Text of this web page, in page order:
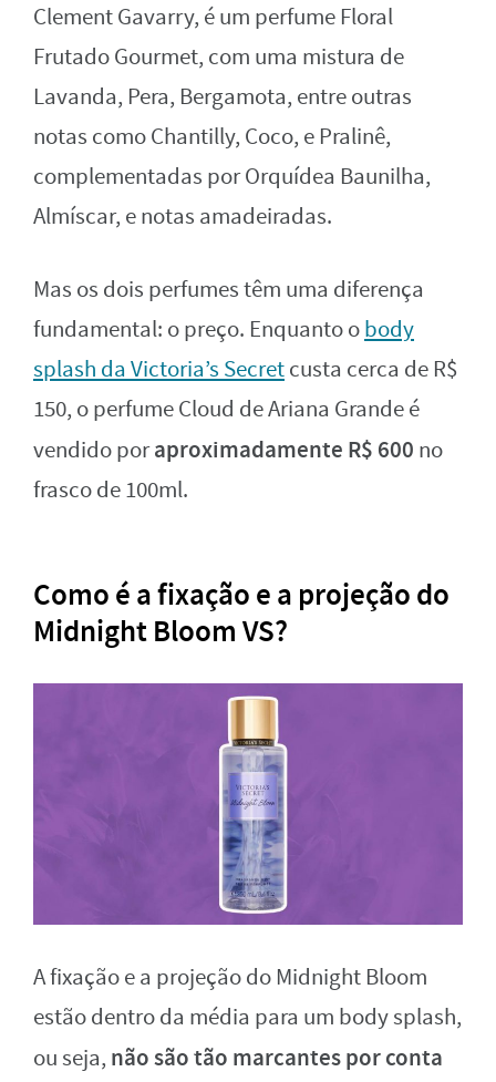
Clement Gavarry, é um perfume Floral
Frutado Gourmet, com uma mistura de
Lavanda, Pera, Bergamota, entre outras
notas como Chantilly, Coco, e Pralinê,
complementadas por Orquídea Baunilha,
Almíscar, e notas amadeiradas.
Mas os dois perfumes têm uma diferença
fundamental: o preço. Enquanto obody
splash da Victoria’s Secretcusta cerca de R$
150, o perfume Cloud de Ariana Grande é
vendido poraproximadamente R$ 600 no
frasco de 100ml.
Como é a fixação e a projeção do
Midnight Bloom VS?
A fixação e a projeção do Midnight Bloom
estão dentro da média para um body splash,
ou seja, não são tão marcantes por conta